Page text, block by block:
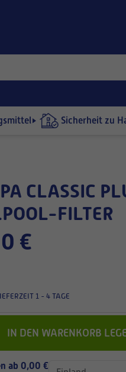
Sicherheit zu
FILTER
€
1 - 4 TAGE
IN DEN WARENKORB
ab 0,00 €